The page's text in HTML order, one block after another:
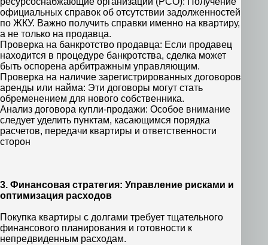
официальных справок об отсутствии задолженностей
по ЖКУ. Важно получить справки именно на квартиру,
а не только на продавца.
Проверка на банкротство продавца: Если продавец
находится в процедуре банкротства, сделка может
быть оспорена арбитражным управляющим.
Проверка на наличие зарегистрированных договоров
аренды или найма: Эти договоры могут стать
обременением для нового собственника.
Анализ договора купли-продажи: Особое внимание
следует уделить пунктам, касающимся порядка
расчетов, передачи квартиры и ответственности
сторон
3. Финансовая стратегия: Управление рисками и
оптимизация расходов
Покупка квартиры с долгами требует тщательного
финансового планирования и готовности к
непредвиденным расходам.